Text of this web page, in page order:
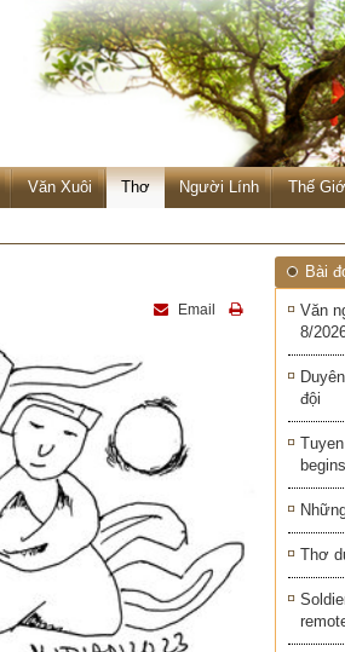
Văn Xuôi Thơ Người Lính Thế
Email
Bài
Văn
8/
đội
Thơ